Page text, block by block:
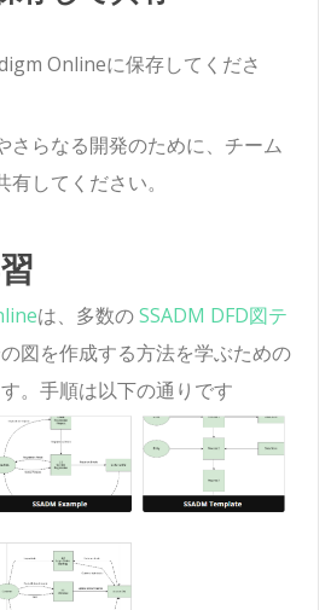
Onlineに保存してくださ
さらなる開発のために、チーム
してください。
は、多数のSSADM DFD図テ
図を作成する方法を学ぶための
。手順は以下の通りです